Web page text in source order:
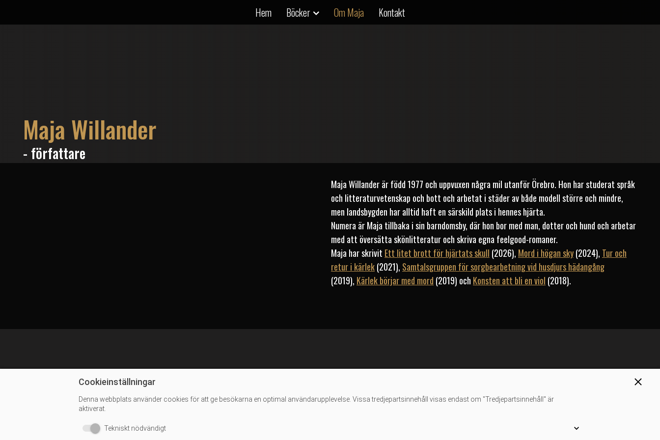
Hem Böcker Om Maja Kontakt
Maja Willander
- författare
Maja Willander är född 1977 och uppvuxen några mil utanför Örebro. Hon har studerat språk
och litteraturvetenskap och bott och arbetat i städer av både modell större och mindre,
men landsbygden har alltid haft en särskild plats i hennes hjärta.
Numera är Maja tillbaka i sin barndomsby, där hon bor med man, dotter och hund och arbetar
med att översätta skönlitteratur och skriva egna feelgood-romaner.
Maja har skrivit Ett litet brott för hjärtats skull (2026), Mord i högan sky(2024), Tur och
retur i kärlek(2021), Samtalsgruppen för sorgbearbetning vid husdjurs hädangång
(2019), Kärlek börjar med mord (2019) och Konsten att bli en viol (2018).
Cookieinställningar
Denna webbplats använder cookies för att ge besökarna en optimal användarupplevelse. Vissa tredjepartsinnehåll visas endast om "Tredjepartsinnehåll" är
aktiverat.
Tekniskt nödvändigt